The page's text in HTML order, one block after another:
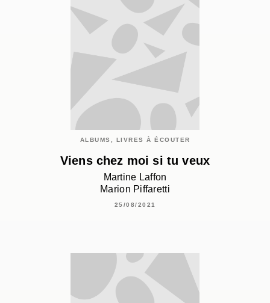
ALBUMS, LIVRES À ÉCOUTER
Viens chez moi si tu veux
Martine Laffon
Marion Piffaretti
25/08/2021